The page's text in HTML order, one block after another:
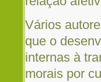
Vários
que o
internas à
morais por